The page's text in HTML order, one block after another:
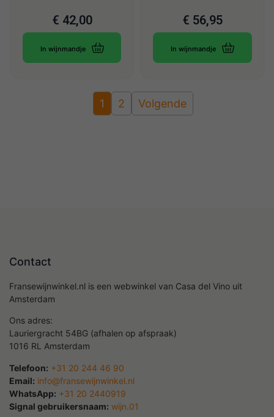
€ 42,00
In wijnmandje
€ 56,95
In wijnmandje
1 2 Volgende
Contact
Fransewijnwinkel.nl is een webwinkel van Casa del Vino uit
Amsterdam
Ons adres:
Lauriergracht 54BG (afhalen op afspraak)
1016 RL Amsterdam
Telefoon: +31 20 244 46 90
Email: info@fransewijnwinkel.nl
WhatsApp: +31 20 2440919
Signal gebruikersnaam: wijn.01